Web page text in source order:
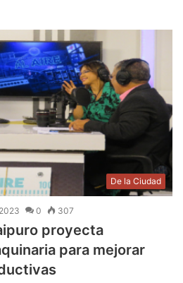
De la Ciudad
0 307
proyecta
para mejorar